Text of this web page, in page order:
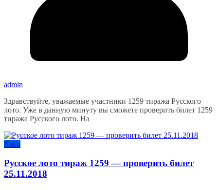
admin
Здравствуйте, уважаемые участники 1259 тиража Русского
лото. Уже в данную минуту вы сможете проверить билет 1259
тиража Русского лото. На
Лото
Русское лото тираж 1259 — проверить билет
25.11.2018